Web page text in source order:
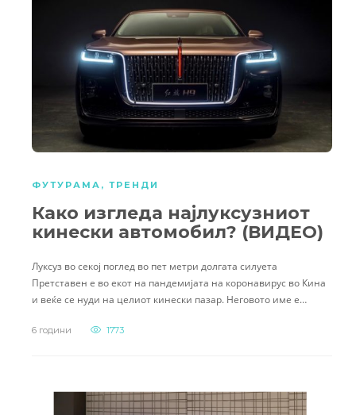
ФУТУРАМА , ТРЕНДИ
Како изгледа најлуксузниот
кинески автомобил? (ВИДЕО)
Луксуз во секој поглед во пет метри долгата силуета
Претставен е во екот на пандемијата на коронавирус во Кина
и веќе се нуди на целиот кинески пазар. Неговото име е…
6 години 1773